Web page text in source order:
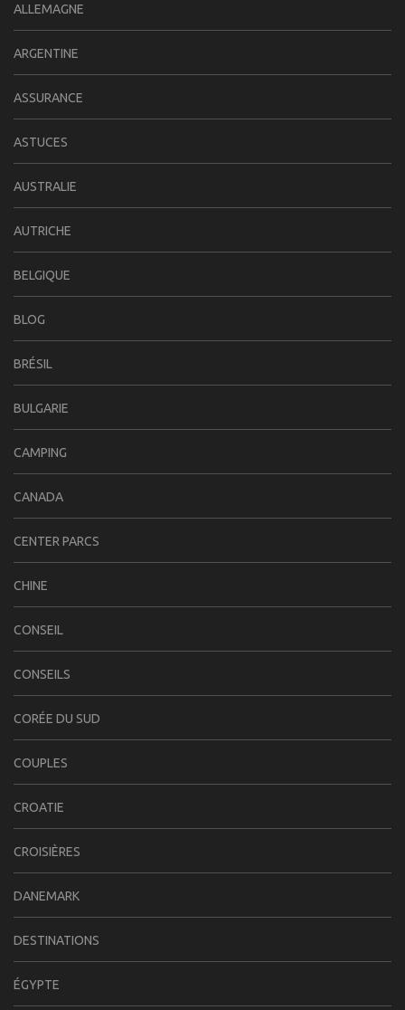
ALLEMAGNE
ARGENTINE
ASSURANCE
ASTUCES
AUSTRALIE
AUTRICHE
BELGIQUE
BLOG
BRÉSIL
BULGARIE
CAMPING
CANADA
CENTER PARCS
CHINE
CONSEIL
CONSEILS
CORÉE DU SUD
COUPLES
CROATIE
CROISIÈRES
DANEMARK
DESTINATIONS
ÉGYPTE